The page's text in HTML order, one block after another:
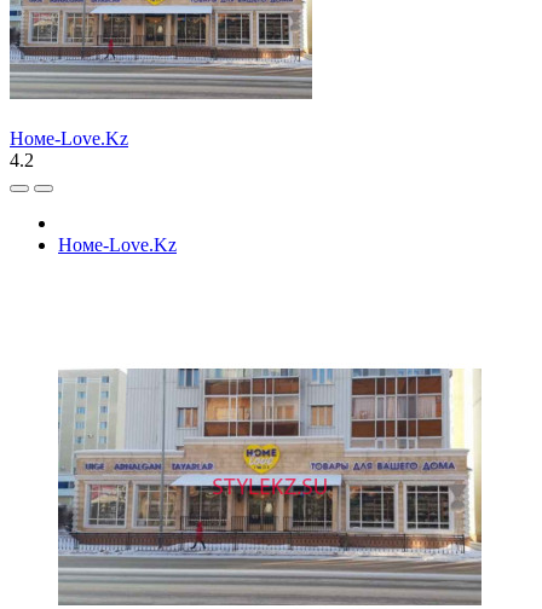
Номе-Love.Kz
4.2
Номе-Love.Kz